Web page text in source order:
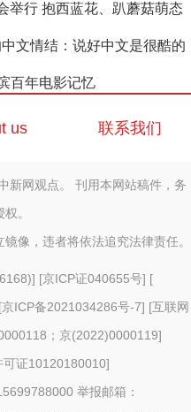
举行 抱西蓝花、趴蘑菇萌态
文情结：说好中文是很酷的
百年电影记忆
us 联系我们
新网观点。 刊用本网站稿件，务
。
像，违者将依法追究法律责任。
] [京ICP证040655号] [
京ICP备2021034286号-7] [互联网
；京(2022)0000119]
证10120180010]
举报邮箱：